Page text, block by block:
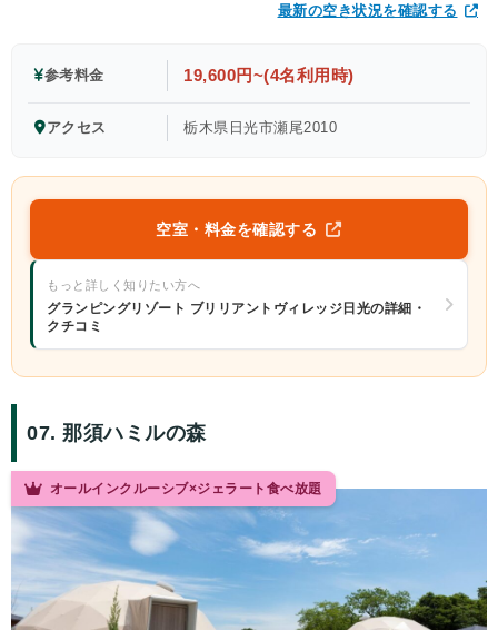
最新の空き状況を確認する
参考料金 19,600円~(4名利用時)
アクセス 栃木県日光市瀬尾2010
空室・料金を確認する
もっと詳しく知りたい方へ
グランピングリゾート ブリリアントヴィレッジ日光の詳細・
クチコミ
07. 那須ハミルの森
オールインクルーシブ×ジェラート食べ放題